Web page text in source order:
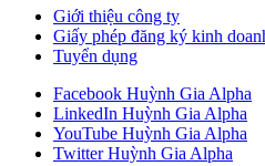
Giới thiệu công ty
Giấy phép đăng ký kinh
Tuyển dụng
Facebook Huỳnh Gia Alpha
LinkedIn Huỳnh Gia Alpha
YouTube Huỳnh Gia Alpha
Twitter Huỳnh Gia Alpha